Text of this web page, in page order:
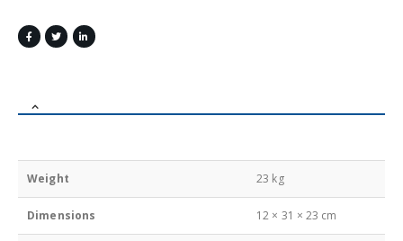
Weight 23 kg
Dimensions 12 × 31 × 23 cm